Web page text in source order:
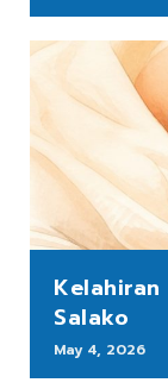
Kelahiran
Salako
May 4, 2026